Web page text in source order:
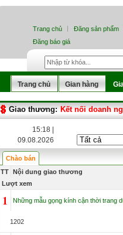
Trang chủ
Đăng sản phẩm
Đăng báo giá
Trang chủ Gian hàng
Giao thương: Kết nối doanh
15:18 |
09.08.2026
Chào bán
TT
Nội dung giao thương
Lượt xem
1 Những mẫu gọng kính cận thời trang
1202